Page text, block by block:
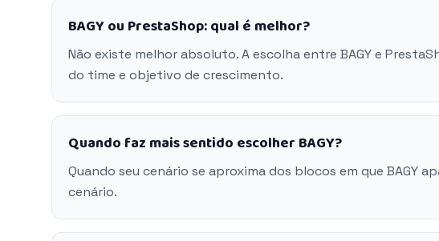
BAGY ou PrestaShop: qual é melhor?
Não existe melhor absoluto. A escolha entre BAGY e
do time e objetivo de crescimento.
Quando faz mais sentido escolher BAGY?
Quando seu cenário se aproxima dos blocos em que BAGY
cenário.